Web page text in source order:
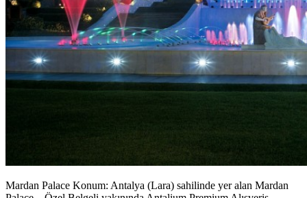
Mardan Palace Konum: Antalya (Lara) sahilinde yer alan Mardan